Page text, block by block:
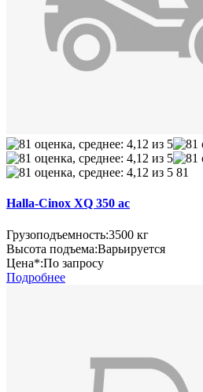
81
Halla-Cinox XQ 350 ac
Грузоподъемность:3500 кг
Высота подъема:Варьируется
Цена*:По запросу
Подробнее